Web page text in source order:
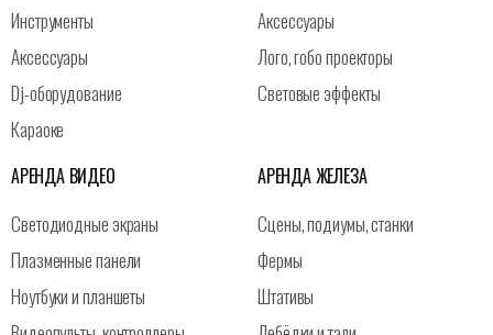
Инструменты
Аксессуары
Dj-оборудование
Караоке
Аксессуары
Лого, гобо проекторы
Световые эффекты
АРЕНДА ВИДЕО
Светодиодные экраны
Плазменные панели
Ноутбуки и планшеты
АРЕНДА ЖЕЛЕЗА
Сцены, подиумы, станки
Фермы
Штативы